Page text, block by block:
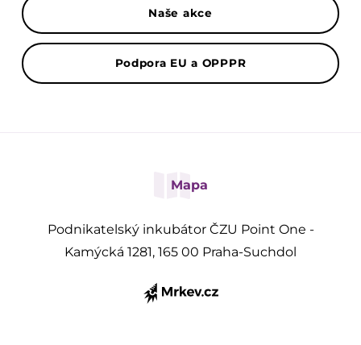
Naše akce
Podpora EU a OPPPR
Mapa
Podnikatelský inkubátor ČZU Point One -
Kamýcká 1281, 165 00 Praha-Suchdol
Přihlásit se k odběru